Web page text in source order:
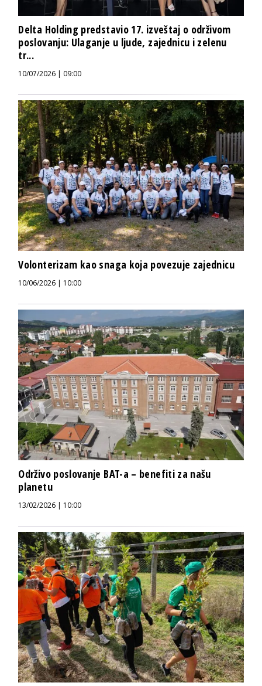
Delta Holding predstavio 17. izveštaj o održivom
poslovanju: Ulaganje u ljude, zajednicu i zelenu
tr...
10/07/2026 | 09:00
Volonterizam kao snaga koja povezuje zajednicu
10/06/2026 | 10:00
Održivo poslovanje BAT-a – benefiti za našu
planetu
13/02/2026 | 10:00